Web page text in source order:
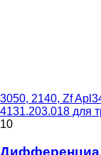
3050, 2140, Zf
4131.203.018 для
10